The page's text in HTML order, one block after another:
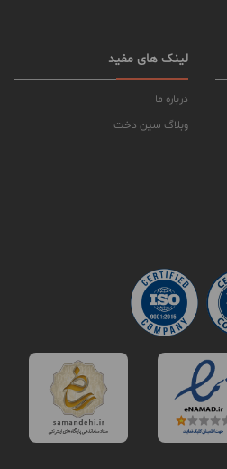
لینک های مفید
درباره ما
وبلاگ سین دخت